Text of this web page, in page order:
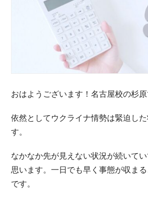
おはようございます！名古屋校の杉原
依然としてウクライナ情勢は緊迫し
す。
なかなか先が見えない状況が続いてい
思います。一日でも早く事態が収ま
です。